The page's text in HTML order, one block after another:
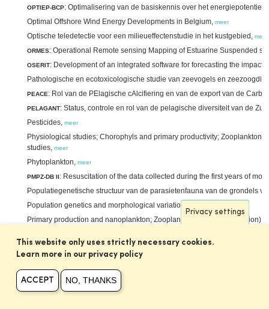
OPTIEP-BCP: Optimalisering van de basiskennis over het
Optimal Offshore Wind Energy Developments in Belgium, meer
Optische teledetectie voor een milieueffectenstudie in het kustgebied, meer
ORMES: Operational Remote sensing Mapping of Estuarine Suspended
OSERIT: Development of an integrated software for forecasting the
Pathologische en ecotoxicologische studie van zeevogels en
PEACE: Rol van de PElagische cAlcifiering en van de export van de
PELAGANT: Status, controle en rol van de pelagische diversiteit van de
Pesticides, meer
Physiological studies; Chorophyls and primary productivity; Zooplankton
studies, meer
Phytoplankton, meer
PMPZ-DB II: Resuscitation of the data collected during the first years of
Populatiegenetische structuur van de parasietenfauna van de grondels
Population genetics and morphological variation of Littorinidae,
Primary production and nanoplankton; Zooplankton (incl. Co-ordination);
Projekt Zee,
meer
sedimentdynamiek te onderscheiden,
Radarbeelden voor kartering en monitoring van wetlandecosystemen in
Privacy settings
This website only uses strictly necessary cookies.
Learn more in our privacy policy
ACCEPT NO, THANKS